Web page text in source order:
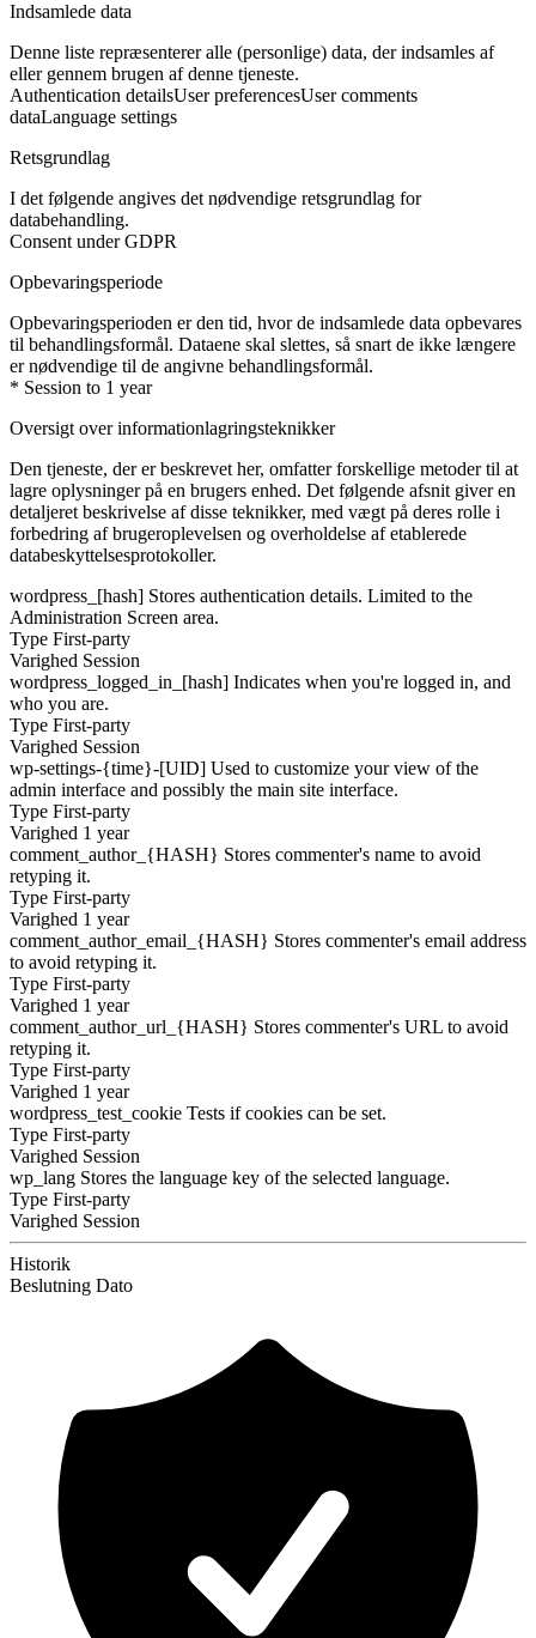
Indsamlede data
Denne liste repræsenterer alle (personlige) data, der indsamles af
eller gennem brugen af denne tjeneste.
Authentication detailsUser preferencesUser comments
dataLanguage settings
Retsgrundlag
I det følgende angives det nødvendige retsgrundlag for
databehandling.
Consent under GDPR
Opbevaringsperiode
Opbevaringsperioden er den tid, hvor de indsamlede data opbevares
til behandlingsformål. Dataene skal slettes, så snart de ikke længere
er nødvendige til de angivne behandlingsformål.
* Session to 1 year
Oversigt over informationlagringsteknikker
Den tjeneste, der er beskrevet her, omfatter forskellige metoder til at
lagre oplysninger på en brugers enhed. Det følgende afsnit giver en
detaljeret beskrivelse af disse teknikker, med vægt på deres rolle i
forbedring af brugeroplevelsen og overholdelse af etablerede
databeskyttelsesprotokoller.
wordpress_[hash] Stores authentication details. Limited to the
Administration Screen area.
Type First-party
Varighed Session
wordpress_logged_in_[hash] Indicates when you're logged in, and
who you are.
Type First-party
Varighed Session
wp-settings-{time}-[UID] Used to customize your view of the
admin interface and possibly the main site interface.
Type First-party
Varighed 1 year
comment_author_{HASH} Stores commenter's name to avoid
retyping it.
Type First-party
Varighed 1 year
comment_author_email_{HASH} Stores commenter's email address
to avoid retyping it.
Type First-party
Varighed 1 year
comment_author_url_{HASH} Stores commenter's URL to avoid
retyping it.
Type First-party
Varighed 1 year
wordpress_test_cookie Tests if cookies can be set.
Type First-party
Varighed Session
wp_lang Stores the language key of the selected language.
Type First-party
Varighed Session
Historik
Beslutning Dato